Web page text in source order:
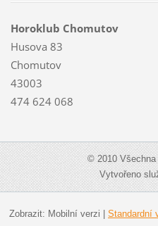
Horoklub Chomutov
Husova 83
Chomutov
43003
474 624 068
© 2010 Všechna
Vytvořeno
Zobrazit: Mobilní verzi Standardní